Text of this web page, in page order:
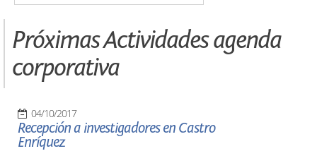
Próximas Actividades agenda
corporativa
04/10/2017
Recepción a investigadores en Castro
Enríquez